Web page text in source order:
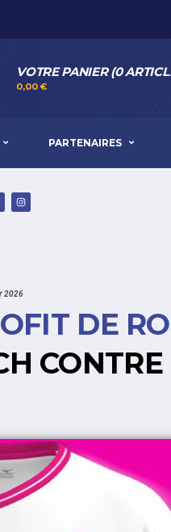
VOTRE PANIER (0
0,00€
PARTENAIRES
2026
DE